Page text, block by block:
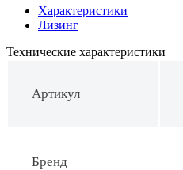
Характеристики
Лизинг
Технические характеристики
Артикул
Бренд